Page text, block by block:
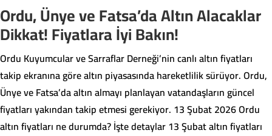
Ordu, Ünye ve Fatsa’da Altın Alacaklar
Dikkat! Fiyatlara İyi Bakın!
Ordu Kuyumcular ve Sarraflar Derneği’nin canlı altın fiyatları
takip ekranına göre altın piyasasında hareketlilik sürüyor. Ordu,
Ünye ve Fatsa’da altın almayı planlayan vatandaşların güncel
fiyatları yakından takip etmesi gerekiyor. 13 Şubat 2026 Ordu
altın fiyatları ne durumda? İşte detaylar 13 Şubat altın fiyatları